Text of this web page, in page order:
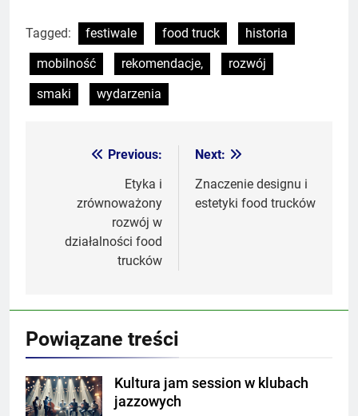
Tagged: festiwale food truck
historia
mobilność
rekomendacje,
rozwój
smaki
wydarzenia
NawigacjaPrevious:
Etyka i
zrównoważony
rozwój w
działalności food
trucków
Next:
Znaczenie designu i
estetyki food trucków
Powiązane treści
Kultura jam session w klubach
jazzowych